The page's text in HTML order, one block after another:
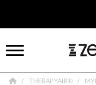
THERAPYAIR®